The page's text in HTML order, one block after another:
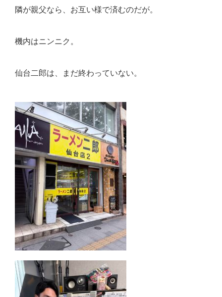
隣が親父なら、お互い様で済むのだが。
機内はニンニク。
仙台二郎は、まだ終わっていない。